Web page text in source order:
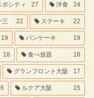
ポシティ 27 洋食 24
三 22 ステーキ 22
19 パンケーキ 19
18 食べ放題 18
グランフロント大阪 17
ルクア大阪 15